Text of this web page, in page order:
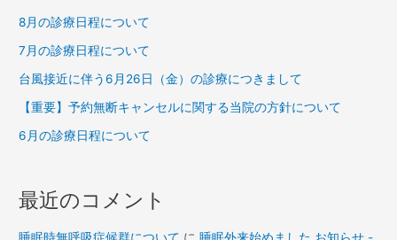
8月の診療日程について
7月の診療日程について
台風接近に伴う6月26日（金）の診療につきまして
【重要】予約無断キャンセルに関する当院の方針について
6月の診療日程について
最近のコメント
睡眠時無呼吸症候群について に 睡眠外来始めました お知らせ -